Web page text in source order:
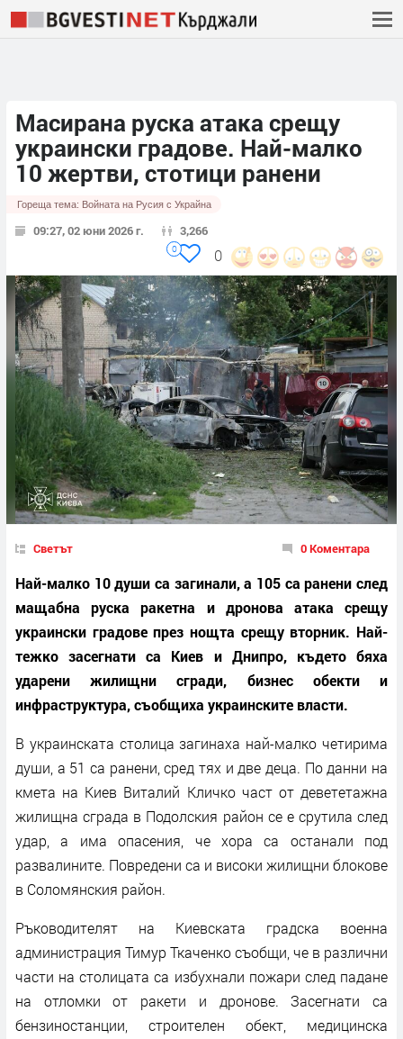
Масирана руска атака срещу
украински градове. Най-малко
10 жертви, стотици ранени
Гореща тема: Войната на Русия с Украйна
09:27, 02 юни 2026 г. 3,266
0
0
Светът 0 Коментара
Най-малко 10 души са загинали, а 105 са ранени след
мащабна руска ракетна и дронова атака срещу
украински градове през нощта срещу вторник. Най-
тежко засегнати са Киев и Днипро, където бяха
ударени жилищни сгради, бизнес обекти и
инфраструктура, съобщиха украинските власти.
В украинската столица загинаха най-малко четирима
души, а 51 са ранени, сред тях и две деца. По данни на
кмета на Киев Виталий Кличко част от девететажна
жилищна сграда в Подолския район се е срутила след
удар, а има опасения, че хора са останали под
развалините. Повредени са и високи жилищни блокове
в Соломянския район.
Ръководителят на Киевската градска военна
администрация Тимур Ткаченко съобщи, че в различни
части на столицата са избухнали пожари след падане
на отломки от ракети и дронове. Засегнати са
бензиностанции, строителен обект, медицинска